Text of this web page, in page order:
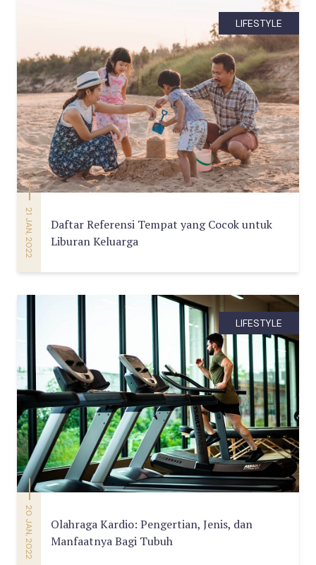
LIFESTYLE
21 JAN, 2022
Daftar Referensi Tempat yang Cocok untuk
Liburan Keluarga
LIFESTYLE
20 JAN, 2022
Olahraga Kardio: Pengertian, Jenis, dan
Manfaatnya Bagi Tubuh